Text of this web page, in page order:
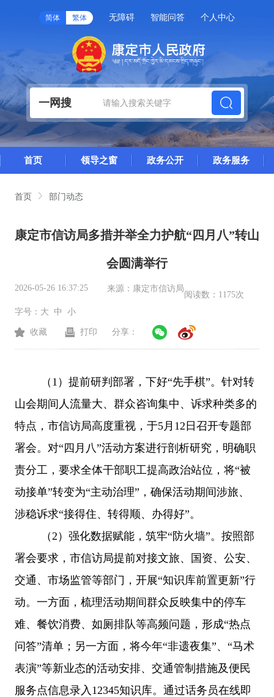
简体 繁体 无障碍 智能问答 个人中心
一网搜
首页 领导之窗 政务公开 政务服务
首页 部门动态
康定市信访局多措并举全力护航“四月八”转山
会圆满举行
2026-05-26 16:37:25 来源： 康定市信访局
阅读数： 1175次
字号： 大 中 小
收藏 打印 分享：
（ 1 ） 提前研判部署，下好“先手棋”。 针对转
山会期间人流量大、群众咨询集中、诉求种类多的
特点，市信访局高度重视，于5月 12 日召开专题部
署会。 对“四月八”活动方案进行剖析研究， 明确职
责分工，要求全体干部职工提高政治站位，将“被
动接单”转变为“主动治理”，确保活动期间涉旅、
涉稳诉求“接得住、转得顺、办得好”。
（ 2 ） 强化数据赋能，筑牢“防火墙”。 按照部
署会要求， 市信访局提前对接文旅、 国资、 公安、
交通、市场监管等部门，开展“知识库前置更新”行
动。一方面 ， 梳理活动期间群众反映集中的停车
难、餐饮消费、如厕排队等高频问题，形成“热点
问答”清单；另一方面，将今年“非遗夜集”、“马术
表演”等新业态的活动安排、交通管制措施及便民
服务点信息录入12345知识库。通过话务员在线即